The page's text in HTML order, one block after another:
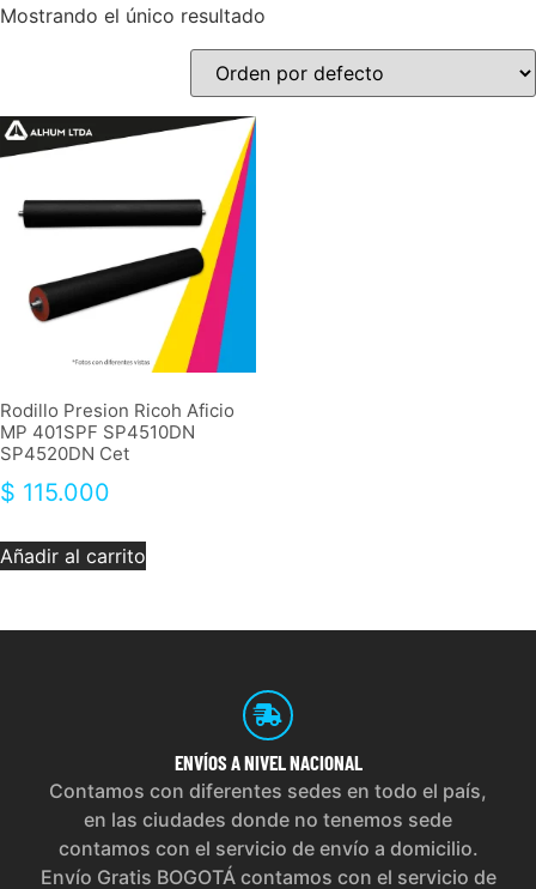
Mostrando el único resultado
Rodillo Presion Ricoh Aficio
MP 401SPF SP4510DN
SP4520DN Cet
$ 115.000
Añadir al carrito
ENVÍOS A NIVEL NACIONAL
Contamos con diferentes sedes en todo el país,
en las ciudades donde no tenemos sede
contamos con el servicio de envío a domicilio.
Envío Gratis BOGOTÁ contamos con el servicio de